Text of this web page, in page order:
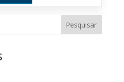
Pesquisar